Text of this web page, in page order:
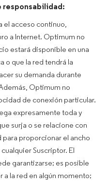
responsabilidad:
el acceso continuo,
a Internet. Optimum no
estará disponible en una
o que la red tendrá la
su demanda durante
Optimum no
de conexión particular.
expresamente toda y
surja o se relacione con
proporcionar el ancho
Suscriptor. El
garantizarse; es posible
a la red en algún momento;